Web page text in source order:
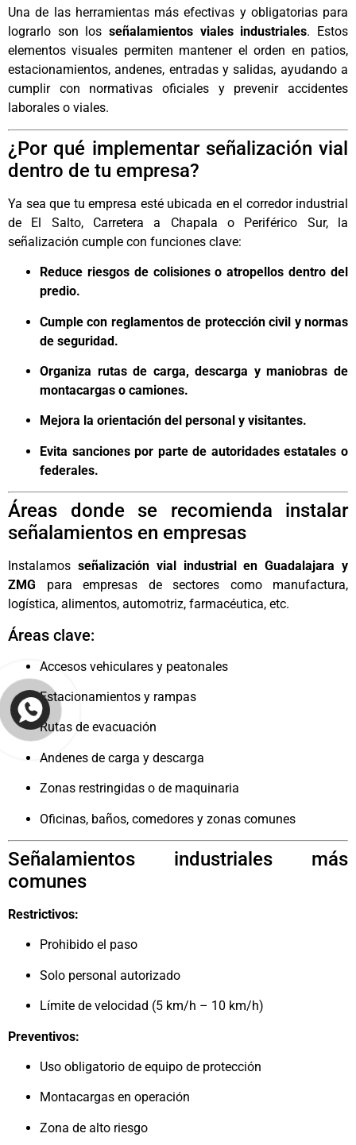
Una de las herramientas más efectivas y obligatorias para
lograrlo son los señalamientos viales industriales. Estos
elementos visuales permiten mantener el orden en patios,
estacionamientos, andenes, entradas y salidas, ayudando a
cumplir con normativas oficiales y prevenir accidentes
laborales o viales.
¿Por qué implementar señalización vial
dentro de tu empresa?
Ya sea que tu empresa esté ubicada en el corredor industrial
de El Salto, Carretera a Chapala o Periférico Sur, la
señalización cumple con funciones clave:
Reduce riesgos de colisiones o atropellos dentro del
predio.
Cumple con reglamentos de protección civil y normas
de seguridad.
Organiza rutas de carga, descarga y maniobras de
montacargas o camiones.
Mejora la orientación del personal y visitantes.
Evita sanciones por parte de autoridades estatales o
federales.
Áreas donde se recomienda instalar
señalamientos en empresas
Instalamos señalización vial industrial en Guadalajara y
ZMG para empresas de sectores como manufactura,
logística, alimentos, automotriz, farmacéutica, etc.
Áreas clave:
Accesos vehiculares y peatonales
Estacionamientos y rampas
Rutas de evacuación
Andenes de carga y descarga
Zonas restringidas o de maquinaria
Oficinas, baños, comedores y zonas comunes
Señalamientos industriales más
comunes
Restrictivos:
Prohibido el paso
Solo personal autorizado
Límite de velocidad (5 km/h – 10 km/h)
Preventivos:
Uso obligatorio de equipo de protección
Montacargas en operación
Zona de alto riesgo